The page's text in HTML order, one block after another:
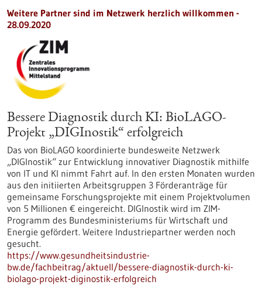
Weitere Partner sind im Netzwerk herzlich willkommen -
28.09.2020
Bessere Diagnostik durch KI: BioLAGO-
Projekt „DIGInostik“ erfolgreich
Das von BioLAGO koordinierte bundesweite Netzwerk
„DIGInostik“ zur Entwicklung innovativer Diagnostik mithilfe
von IT und KI nimmt Fahrt auf. In den ersten Monaten wurden
aus den initiierten Arbeitsgruppen 3 Förderanträge für
gemeinsame Forschungsprojekte mit einem Projektvolumen
von 5 Millionen € eingereicht. DIGInostik wird im ZIM-
Programm des Bundesministeriums für Wirtschaft und
Energie gefördert. Weitere Industriepartner werden noch
gesucht.
https://www.gesundheitsindustrie-
bw.de/fachbeitrag/aktuell/bessere-diagnostik-durch-ki-
biolago-projekt-diginostik-erfolgreich